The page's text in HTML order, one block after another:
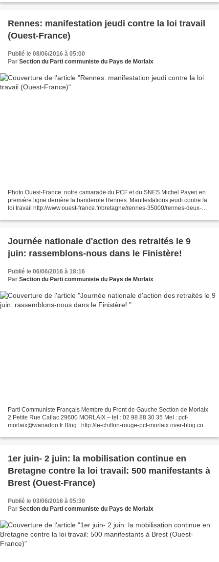
Rennes: manifestation jeudi contre la loi travail
(Ouest-France)
Publié le 08/06/2016 à 05:00
Par Section du Parti communiste du Pays de Morlaix
Photo Ouest-France: notre camarade du PCF et du SNES Michel Payen en
première ligne derrière la banderole Rennes. Manifestations jeudi contre la
loi travail http://www.ouest-france.fr/bretagne/rennes-35000/rennes-deux-
Journée nationale d'action des retraités le 9
juin: rassemblons-nous dans le Finistère!
Publié le 06/06/2016 à 18:16
Par Section du Parti communiste du Pays de Morlaix
Parti Communiste Français Membre du Front de Gauche Section de Morlaix
2 Petite Rue Callac 29600 MORLAIX – tel : 02 98 88 30 35 Mel : pcf-
morlaix@wanadoo.fr Blog : http://le-chiffon-rouge-pcf-morlaix.over-blog.com/
1er juin- 2 juin: la mobilisation continue en
Bretagne contre la loi travail: 500 manifestants à
Brest (Ouest-France)
Publié le 03/06/2016 à 05:30
Par Section du Parti communiste du Pays de Morlaix